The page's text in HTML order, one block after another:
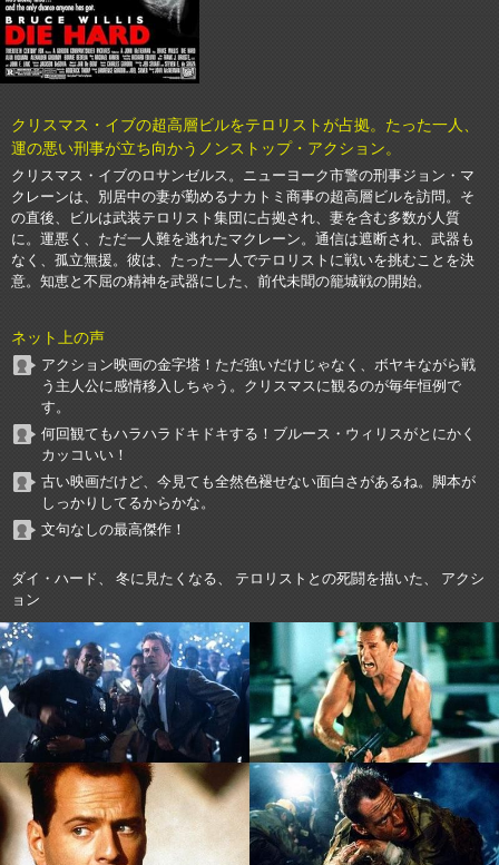
クリスマス・イブの超高層ビルをテロリストが占拠。たった一人、
運の悪い刑事が立ち向かうノンストップ・アクション。
クリスマス・イブのロサンゼルス。ニューヨーク市警の刑事ジョン・マ
クレーンは、別居中の妻が勤めるナカトミ商事の超高層ビルを訪問。そ
の直後、ビルは武装テロリスト集団に占拠され、妻を含む多数が人質
に。運悪く、ただ一人難を逃れたマクレーン。通信は遮断され、武器も
なく、孤立無援。彼は、たった一人でテロリストに戦いを挑むことを決
意。知恵と不屈の精神を武器にした、前代未聞の籠城戦の開始。
ネット上の声
アクション映画の金字塔！ただ強いだけじゃなく、ボヤキながら戦
う主人公に感情移入しちゃう。クリスマスに観るのが毎年恒例で
す。
何回観てもハラハラドキドキする！ブルース・ウィリスがとにかく
カッコいい！
古い映画だけど、今見ても全然色褪せない面白さがあるね。脚本が
しっかりしてるからかな。
文句なしの最高傑作！
ダイ・ハード、 冬に見たくなる、 テロリストとの死闘を描いた、 アクシ
ョン